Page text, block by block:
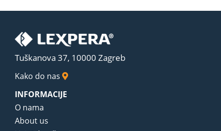
Tuškanova 37, 10000 Zagreb
Kako do nas
INFORMACIJE
O nama
About us